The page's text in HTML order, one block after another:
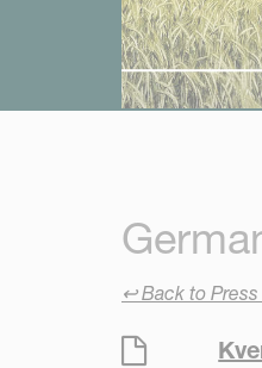
↩ Back to